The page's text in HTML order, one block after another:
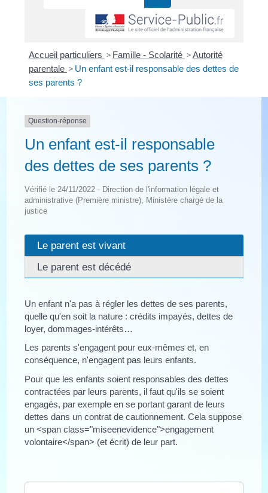
Accueil particuliers > Famille - Scolarité >Autorité
parentale > Un enfant est-il responsable des dettes de
ses parents ?
Question-réponse
Un enfant est-il responsable
des dettes de ses parents ?
Vérifié le 24/11/2022 - Direction de l'information légale et
administrative (Première ministre), Ministère chargé de la
justice
Le parent est vivant
Le parent est décédé
Un enfant n'a pas à régler les dettes de ses parents,
quelle qu'en soit la nature : crédits impayés, dettes de
loyer, dommages-intérêts…
Les parents s'engagent pour eux-mêmes et, en
conséquence, n'engagent pas leurs enfants.
Pour que les enfants soient responsables des dettes
contractées par leurs parents, il faut qu'ils se soient
engagés, par exemple en se portant garant de leurs
dettes dans un contrat de cautionnement. Cela suppose
un <span class="miseenevidence">engagement
volontaire</span> (et écrit) de leur part.